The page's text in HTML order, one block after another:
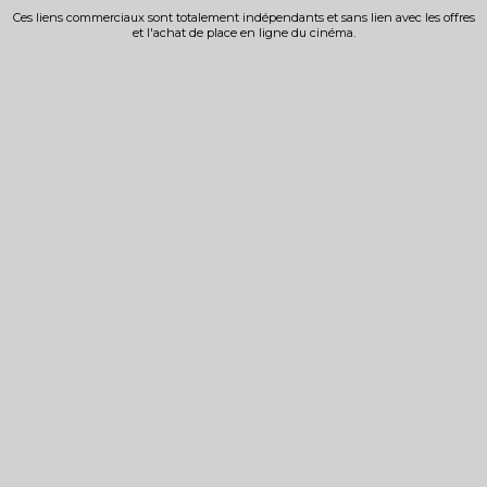
Ces liens commerciaux sont totalement indépendants et sans lien avec les offres
et l'achat de place en ligne du cinéma.